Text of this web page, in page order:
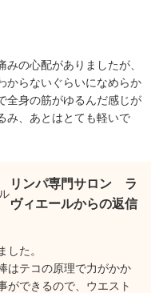
の心配がありましたが、
からないぐらいになめらか
全身の筋がゆるんだ感じが
み、あとはとても軽いで
リンパ専門サロン ラ
ヴィエールからの返信
した。
はテコの原理で力がかか
ができるので、ウエスト